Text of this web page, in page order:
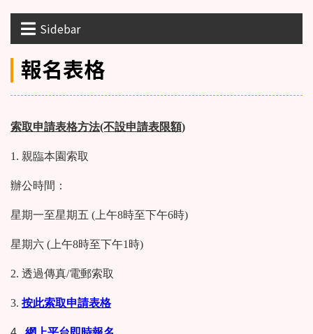
Sidebar
報名表格
索取申請表格方法(不設申請表限額)
1. 親臨本園索取
辦公時間：
星期一至星期五 (上午8時至下午6時)
星期六 (上午8時至下午1時)
2. 透過傳真/電郵索取
3. 按此索取申請表格